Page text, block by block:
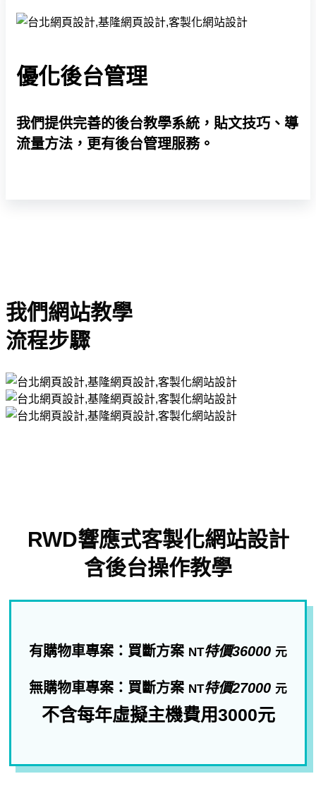
優化後台管理
我們提供完善的後台教學系統，貼文技巧、導
流量方法，更有後台管理服務。
我們網站教學
流程步驟
RWD響應式客製化網站設計
含後台操作教學
有購物車專案：買斷方案 NT特價36000 元
無購物車專案：買斷方案 NT特價27000 元
不含每年虛擬主機費用3000元